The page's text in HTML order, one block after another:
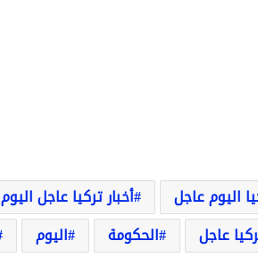
اليوم عاجل
أخبار تركيا عاجل اليوم
عاجل الحكومة اليوم